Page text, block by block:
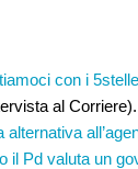
con i
al Corriere).
alternativa
il Pd valuta un